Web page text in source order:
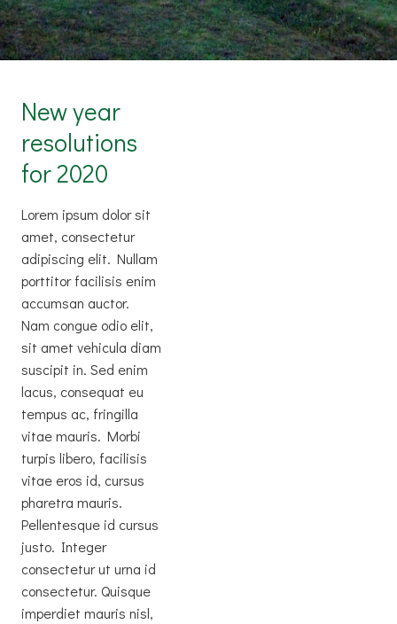
New year
resolutions
for 2020
Lorem ipsum dolor sit
amet, consectetur
adipiscing elit. Nullam
porttitor facilisis enim
accumsan auctor.
Nam congue odio elit,
sit amet vehicula diam
suscipit in. Sed enim
lacus, consequat eu
tempus ac, fringilla
vitae mauris. Morbi
turpis libero, facilisis
vitae eros id, cursus
pharetra mauris.
Pellentesque id cursus
justo. Integer
consectetur ut urna id
consectetur. Quisque
imperdiet mauris nisl,